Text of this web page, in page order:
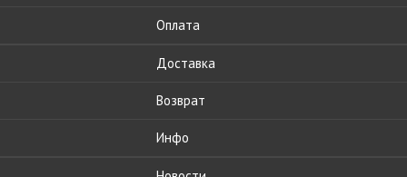
Оплата
Доставка
Возврат
Инфо